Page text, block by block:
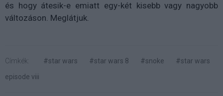
és hogy átesik-e emiatt egy-két kisebb vagy nagyobb
változáson. Meglátjuk.
Címkék: #star wars #star wars 8 #snoke
#star wars
episode viii